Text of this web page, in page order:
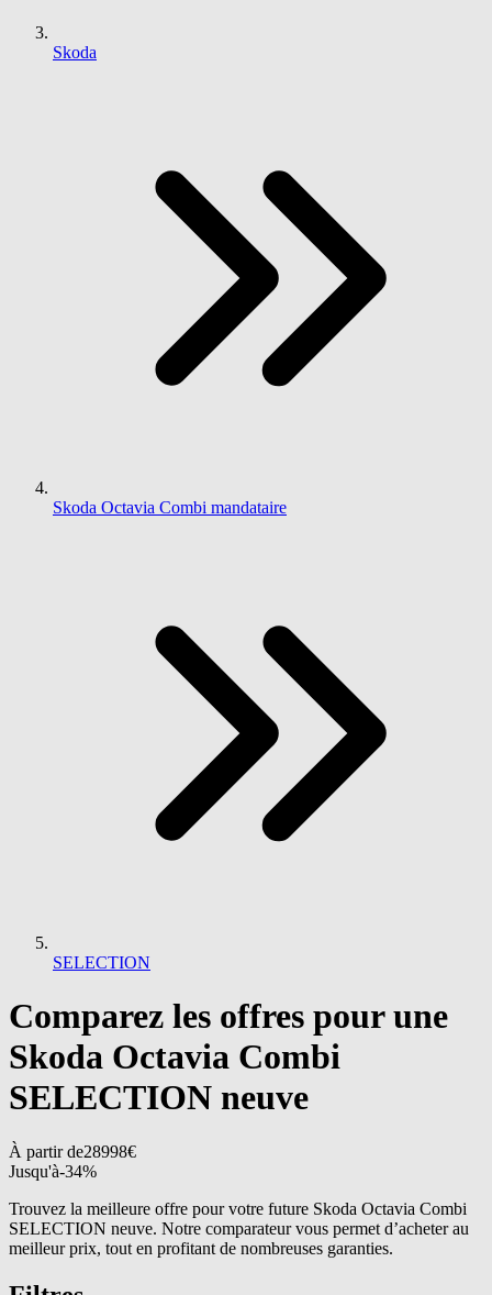
Skoda
Skoda Octavia Combi mandataire
SELECTION
Comparez les offres pour une
Skoda Octavia Combi
SELECTION neuve
À partir de28998€
Jusqu'à-34%
Trouvez la meilleure offre pour votre future Skoda Octavia Combi
SELECTION neuve. Notre comparateur vous permet d’acheter au
meilleur prix, tout en profitant de nombreuses garanties.